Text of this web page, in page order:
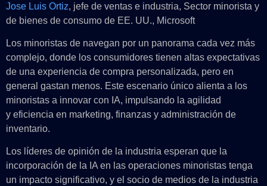
Jose Luis Ortiz, jefe de ventas e industria, Sector minorista y
de bienes de consumo de EE. UU., Microsoft
Los minoristas de navegan por un panorama cada vez más
complejo, donde los consumidores tienen altas expectativas
de una experiencia de compra personalizada, pero en
general gastan menos. Este escenario único alienta a los
minoristas a innovar con IA, impulsando la agilidad
y eficiencia en marketing, finanzas y administración de
inventario.
Los líderes de opinión de la industria esperan que la
incorporación de la IA en las operaciones minoristas tenga
un impacto significativo, y el socio de medios de la industria